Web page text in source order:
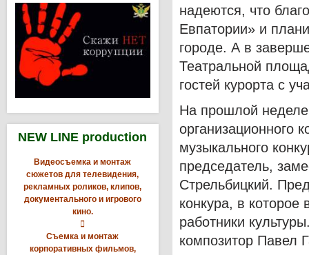
NEW LINE production
Видеосъемка и монтаж
сюжетов для телевидения,
рекламных роликов, клипов,
документального и игрового
кино.

Съемка и монтаж
корпоративных фильмов,
надеются, что
Евпатории» и
городе. А в
Театральной
гостей курорта с
На прошлой неделе
организационного
музыкального
председатель,
Стрельбицкий.
конкура, в
работники
композитор Павел